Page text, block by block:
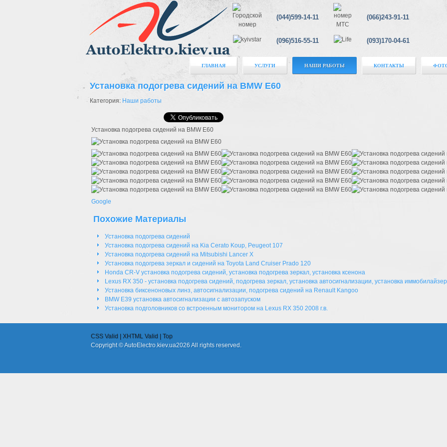
(044)599-14-11 (066)243-91-11
(096)516-55-11 (093)170-04-61
ГЛАВНАЯ УСЛУГИ НАШИ РАБОТЫ КОНТАКТЫ
Установка подогрева сидений на BMW E60
Категория: Наши работы
Установка подогрева сидений на BMW E60
Google
Похожие Материалы
Установка подогрева сидений
Установка подогрева сидений на Kia Cerato Koup, Peugeot 107
Установка подогрева сидений на Mitsubishi Lancer X
Установка подогрева зеркал и сидений на Toyota Land Cruiser Prado 120
Honda CR-V установка подогрева сидений, установка подогрева зеркал, установка ксенона
Lexus RX 350 - установка подогрева сидений, подогрева зеркал, установка автосигнализации, установка
Установка биксеноновых линз, автосигнализации, подогрева сидений на Renault Kangoo
BMW E39 установка автосигнализации с автозапуском
Установка подголовников со встроенным монитором на Lexus RX 350 2008 г.в.
CSS Valid | XHTML Valid | Top
Copyright © AutoElectro.kiev.ua2026 All rights reserved.